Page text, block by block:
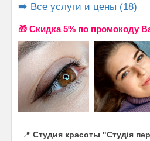
➡️ Все услуги и цены (18)
🎁 Cкидка 5% по промокоду
📍 Студия красоты "Студія